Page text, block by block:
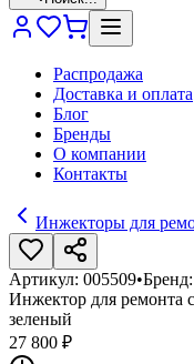
Распродажа
Доставка и оплата
Блог
Бренды
О компании
Контакты
Инжекторы для
Артикул: 005509•Бренд:
Инжектор для ремонта
зеленый
27 800 ₽